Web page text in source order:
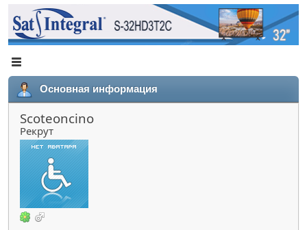
Основная информация
Scoteoncino
Рекрут